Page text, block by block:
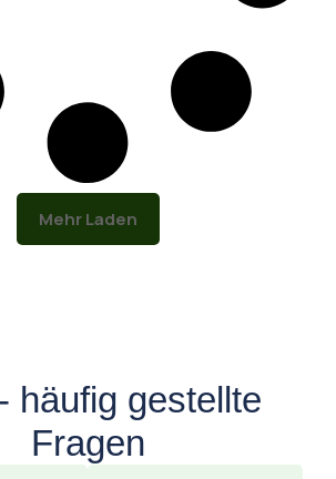
Mehr Laden
häufig gestellte
Fragen